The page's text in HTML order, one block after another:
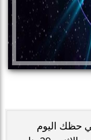
حظك اليوم